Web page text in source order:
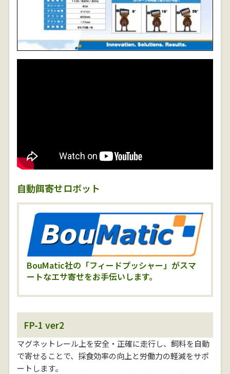
自動餌寄せロボット
BouMatic社の「フィードプッシャー」がスマ
ートなエサ寄せをお手伝いします。
FP-1 ver2
マグネットレール上を安全・正確に走行し、飼料を自動
で寄せることで、採食効率の向上と労働力の軽減をサポ
ートします。